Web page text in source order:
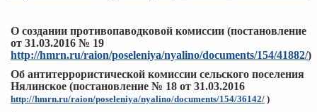
О создании противопаводковой комиссии (постановление
от 31.03.2016 № 19
http://hmrn.ru/raion/poseleniya/nyalino/documents/154/41882/)
Об антитеррористической комиссии сельского поселения
Нялинское (постановление № 18 от 31.03.2016
http://hmrn.ru/raion/poseleniya/nyalino/documents/154/36142/ )